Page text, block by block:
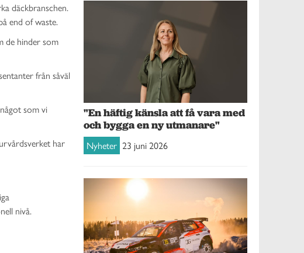
däckbranschen.
end of waste.
de hinder som
från såväl
som vi
har
nivå.
"En häftig känsla att få vara med
och bygga en ny utmanare"
Nyheter 23 juni 2026